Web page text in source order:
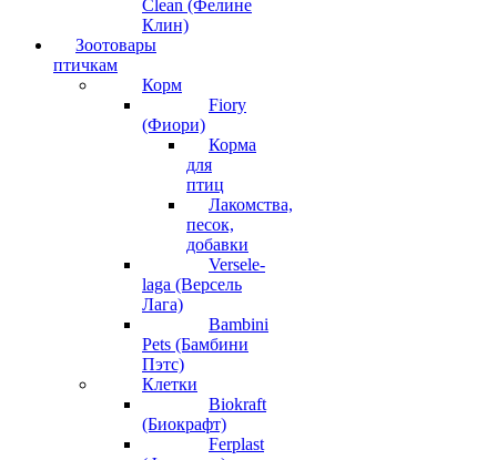
Clean (Фелине
Клин)
Зоотовары
птичкам
Корм
Fiory
(Фиори)
Корма
для
птиц
Лакомства,
песок,
добавки
Versele-
laga (Версель
Лага)
Bambini
Pets (Бамбини
Пэтс)
Клетки
Biokraft
(Биокрафт)
Ferplast